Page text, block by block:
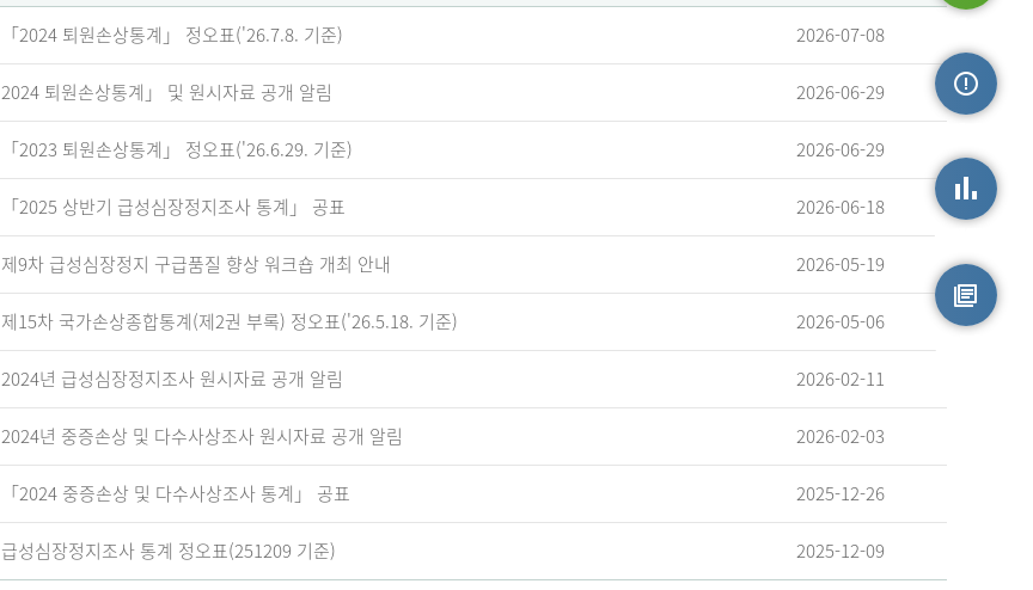
「2024 퇴원손상통계」 정오표('26.7.8. 기준) 2026-07-08
2024 퇴원손상통계」 및 원시자료 공개 알림 2026-06-29
「2023 퇴원손상통계」 정오표('26.6.29. 기준) 2026-06-29
「2025 상반기 급성심장정지조사 통계」 공표 2026-06-18
제9차 급성심장정지 구급품질 향상 워크숍 개최 안내 2026-05-19
제15차 국가손상종합통계(제2권 부록) 정오표('26.5.18. 기준) 2026-05-06
2024년 급성심장정지조사 원시자료 공개 알림 2026-02-11
2024년 중증손상 및 다수사상조사 원시자료 공개 알림 2026-02-03
「2024 중증손상 및 다수사상조사 통계」 공표 2025-12-26
급성심장정지조사 통계 정오표(251209 기준) 2025-12-09